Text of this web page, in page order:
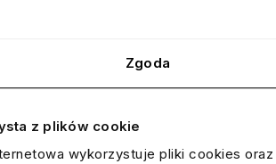
Zgoda
z plików cookie
wykorzystuje pliki cookies